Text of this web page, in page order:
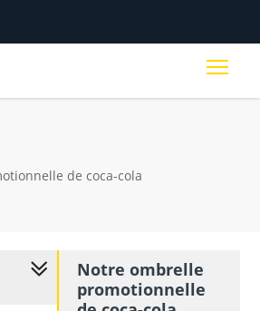
de coca-cola
Notre ombrelle
promotionnelle